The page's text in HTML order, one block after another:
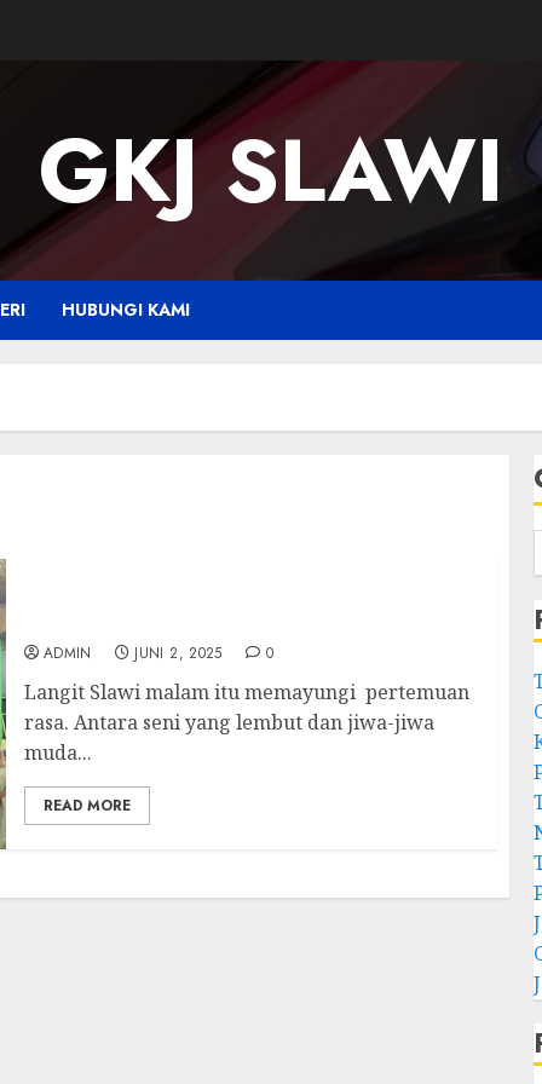
GKJ SLAWI
HUBUNGI KAMI
ADMIN JUNI 2, 2025 0
Langit Slawi malam itu memayungi pertemuan
rasa. Antara seni yang lembut dan jiwa-jiwa
muda...
READ MORE